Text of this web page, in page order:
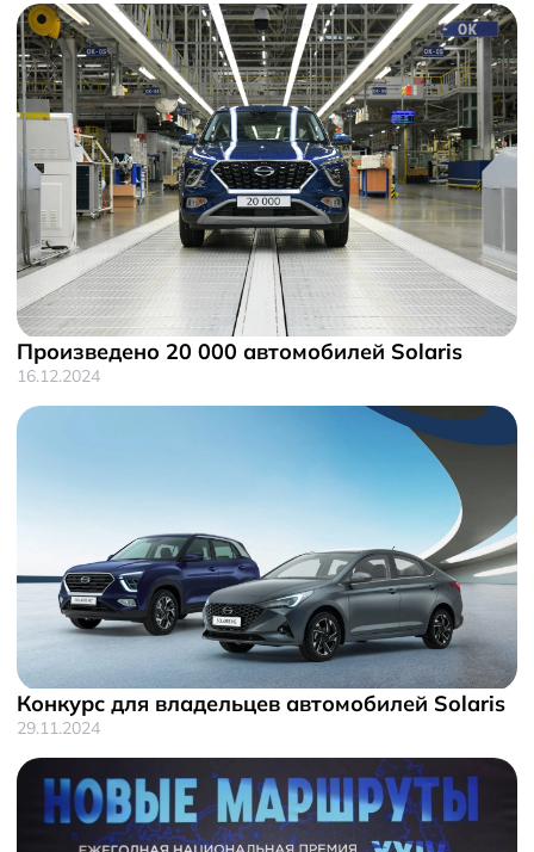
Произведено 20 000 автомобилей Solaris
16.12.2024
Конкурс для владельцев автомобилей Solaris
29.11.2024